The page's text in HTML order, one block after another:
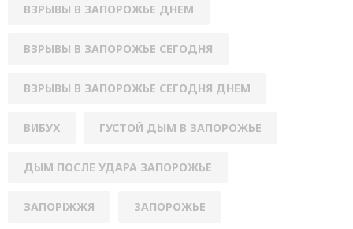
ВЗРЫВЫ В ЗАПОРОЖЬЕ ДНЕМ
ВЗРЫВЫ В ЗАПОРОЖЬЕ СЕГОДНЯ
ВЗРЫВЫ В ЗАПОРОЖЬЕ СЕГОДНЯ ДНЕМ
ВИБУХ ГУСТОЙ ДЫМ В ЗАПОРОЖЬЕ
ДЫМ ПОСЛЕ УДАРА ЗАПОРОЖЬЕ
ЗАПОРІЖЖЯ ЗАПОРОЖЬЕ